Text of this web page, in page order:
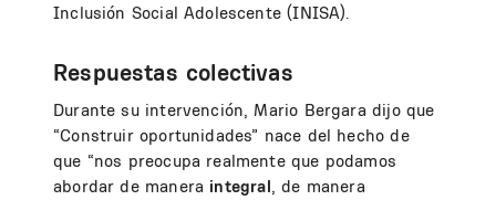
Inclusión Social Adolescente (INISA).
Respuestas colectivas
Durante su intervención, Mario Bergara dijo que
“Construir oportunidades” nace del hecho de
que “nos preocupa realmente que podamos
abordar de manera integral, de manera